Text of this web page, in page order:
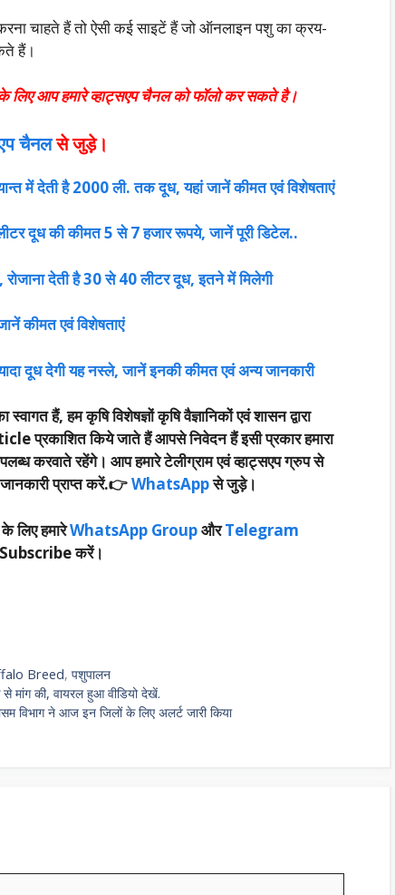
चाहते हैं तो ऐसी कई साइटें हैं जो ऑनलाइन पशु का क्रय-
हैं।
लिए आप हमारे व्हाट्सएप चैनल को फॉलो कर सकते है।
चैनलसे जुड़े।
में देती है 2000 ली. तक दूध, यहां जानें कीमत एवं विशेषताएं
दूध की कीमत 5 से 7 हजार रूपये, जानें पूरी डिटेल..
रोजाना देती है 30 से 40 लीटर दूध, इतने में मिलेगी
कीमत एवं विशेषताएं
दूध देगी यह नस्ले, जानें इनकी कीमत एवं अन्य जानकारी
हैं, हम कृषि विशेषज्ञों कृषि वैज्ञानिकों एवं शासन द्वारा
प्रकाशित किये जाते हैं आपसे निवेदन हैं इसी प्रकार हमारा
करवाते रहेंगे। आप हमारे टेलीग्राम एवं व्हाट्सएप ग्रुप से
प्राप्त करें.👉WhatsAppसे जुड़े।
लिए हमारेWhatsApp GroupऔरTelegram
करें।
Breed,पशुपालन
से मांग की, वायरल हुआ वीडियो देखें.
विभाग ने आज इन जिलों के लिए अलर्ट जारी किया